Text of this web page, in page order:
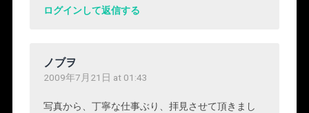
ログインして返信する
ノブヲ
2009年7月21日 at 01:43
写真から、丁寧な仕事ぶり、拝見させて頂きまし